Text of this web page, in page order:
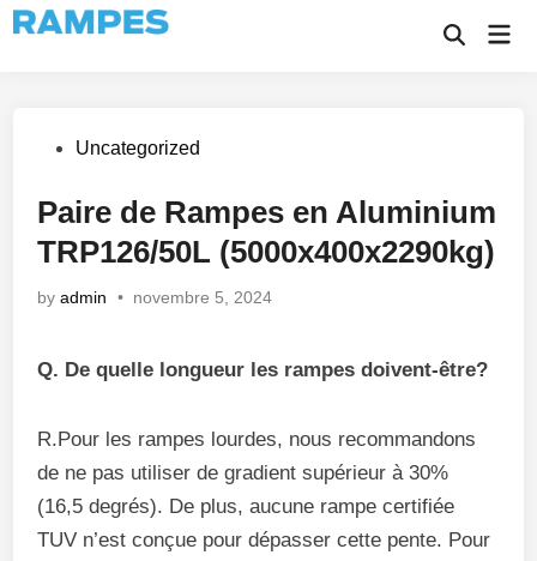
Skip
to
Open
PostedUncategorized
Paire de Rampes en Aluminium
TRP126/50L (5000x400x2290kg)
byadmin • novembre 5, 2024
Q. De quelle longueur les rampes doivent-être?
R.Pour les rampes lourdes, nous recommandons
de ne pas utiliser de gradient supérieur à 30%
(16,5 degrés). De plus, aucune rampe certifiée
TUV n’est conçue pour dépasser cette pente. Pour